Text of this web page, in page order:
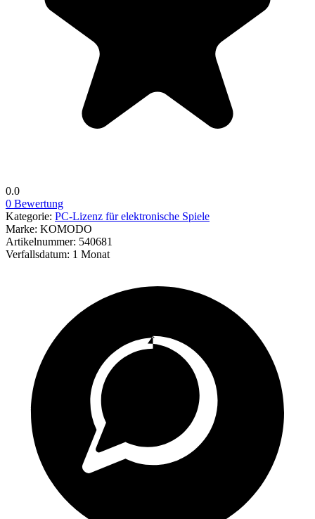
0.0
0 Bewertung
Kategorie: PC-Lizenz für elektronische Spiele
Marke: KOMODO
Artikelnummer: 540681
Verfallsdatum: 1 Monat